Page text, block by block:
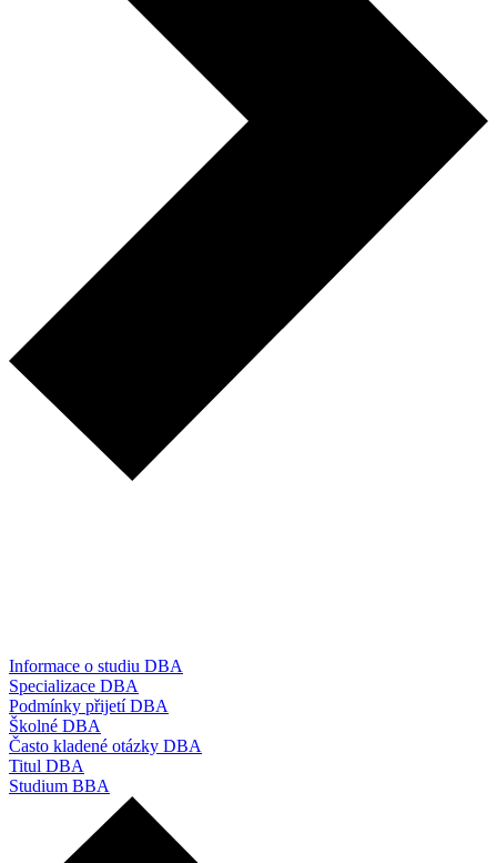
Informace o studiu DBA
Specializace DBA
Podmínky přijetí DBA
Školné DBA
Často kladené otázky DBA
Titul DBA
Studium BBA